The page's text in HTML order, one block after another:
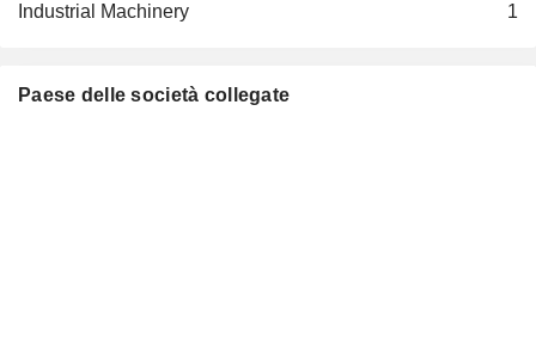
Industrial Machinery
1
Paese delle società collegate